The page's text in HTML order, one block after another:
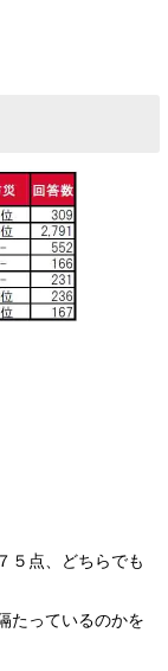
５点、どちらでも
たっているのかを